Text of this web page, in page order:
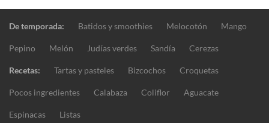
De temporada: Batidos y smoothies Melocotón Mango
Pepino Melón Judías verdes Sandía Cerezas
Recetas: Tartas y pasteles Bizcochos Croquetas
Pocos ingredientes Calabaza Coliflor Aguacate
Espinacas Listas